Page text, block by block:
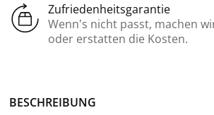
Zufriedenheitsgarantie
Wenn’s nicht passt, machen
oder erstatten die Kosten.
BE­SCHREI­BUNG